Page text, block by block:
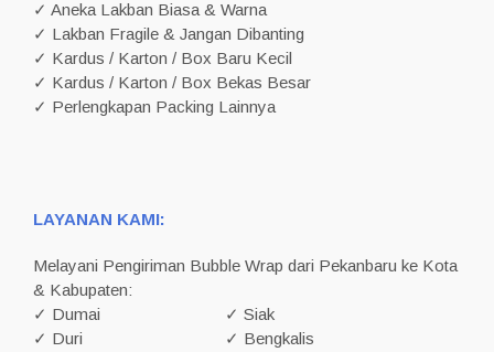
✓ Aneka Lakban Biasa & Warna
✓ Lakban Fragile & Jangan Dibanting
✓ Kardus / Karton / Box Baru Kecil
✓ Kardus / Karton / Box Bekas Besar
✓ Perlengkapan Packing Lainnya
LAYANAN KAMI:
Melayani Pengiriman Bubble Wrap dari Pekanbaru ke Kota
& Kabupaten:
✓ Dumai
✓ Siak
✓ Duri
✓ Bengkalis